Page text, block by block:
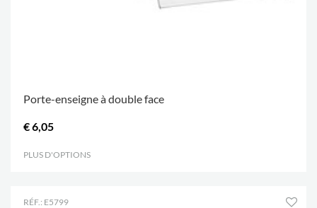
Porte-enseigne à double face
€ 6,05
PLUS D'OPTIONS
RÉF.: E5799